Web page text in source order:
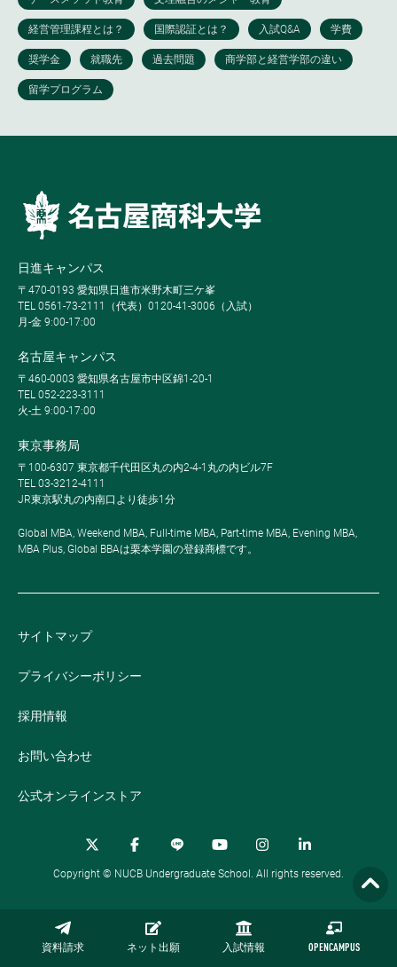
資料請求 ネット出願 入試情報 OPENCAMPUS
日進キャンパス
〒470-0193 愛知県日進市米野木町三ケ峯
TEL 0561-73-2111（代表）0120-41-3006（入試）
月-金 9:00-17:00
名古屋キャンパス
〒460-0003 愛知県名古屋市中区錦1-20-1
TEL 052-223-3111
火-土 9:00-17:00
東京事務局
〒100-6307 東京都千代田区丸の内2-4-1丸の内ビル7F
TEL 03-3212-4111
JR東京駅丸の内南口より徒歩1分
Global MBA, Weekend MBA, Full-time MBA, Part-time MBA, Evening MBA,
MBA Plus, Global BBAは栗本学園の登録商標です。
サイトマップ
プライバシーポリシー
採用情報
お問い合わせ
公式オンラインストア
Copyright © NUCB Undergraduate School. All rights reserved.